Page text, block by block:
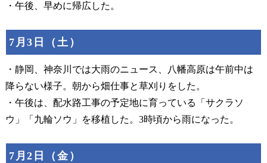
・午後、早めに帰広した。
7月3日（土）
・静岡、神奈川では大雨のニュース、八幡高原は午前中は
降らない様子。朝から畑仕事と草刈りをした。
・午後は、配水路工事の予定地に育っている「サクラソ
ウ」「九輪ソウ」を移植した。3時頃から雨になった。
7月2日（金）